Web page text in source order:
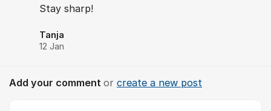
Stay sharp!
Tanja
12 Jan
Add your comment or create a new post